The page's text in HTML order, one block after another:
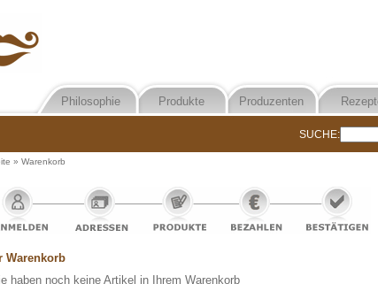
Philosophie Produkte Produzenten
SUCHE:
» Warenkorb
Warenkorb
haben noch keine Artikel in Ihrem Warenkorb